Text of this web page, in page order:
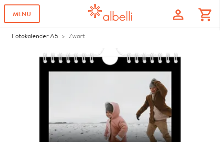
MENU profile shopping_cart
Fotokalender A5 Zwart